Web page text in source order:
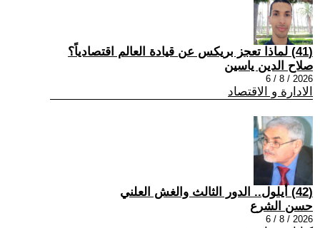
(41) لماذا تعجز بريكس عن قيادة العالم اقتصادياً؟
صلاح الدين ياسين
2026 / 8 / 6
الادارة و الاقتصاد
(42) أيلول.. الدور الثالث والغش العلني
حسن الشرع
2026 / 8 / 6